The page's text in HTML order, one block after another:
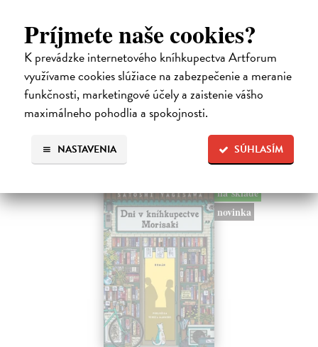
Príjmete naše cookies?
K prevádzke internetového kníhkupectva Artforum
využívame cookies slúžiace na zabezpečenie a meranie
funkčnosti, marketingové účely a zaistenie vášho
maximálneho pohodlia a spokojnosti.
SÚHLASÍM
NASTAVENIA
Ty jsi to byla, kdo mi vyprávěl o tom městě. Město a jeho nejisté zdi –
dlouho očekávaný román Harukiho Murakamiho volně navazuje na
autorovu starší novelu z roku 1980 a tematicky se prolíná s jeho
kultovním…
Na sklade ?
30,22 €
32,85 € ?
na sklade
novinka